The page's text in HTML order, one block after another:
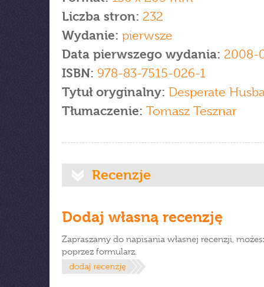
Liczba stron: 232
Wydanie: pierwsze
Data pierwszego wydania: 2008-
ISBN: 978-83-7515-026-1
Tytuł oryginalny: Desperate
Tłumaczenie: Tomasz Tesznar
Recenzje
Dodaj własną recenzję
Zapraszamy do napisania własnej recenzji,
poprzez formularz.